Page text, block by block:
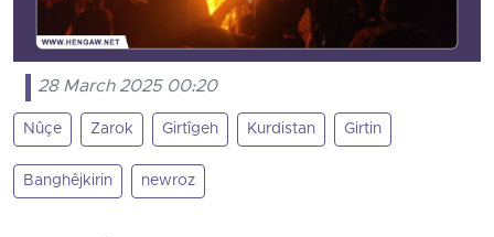
28 March 2025 00:20
Nûçe Zarok Girtîgeh Kurdistan Girtin
Banghêjkirin newroz